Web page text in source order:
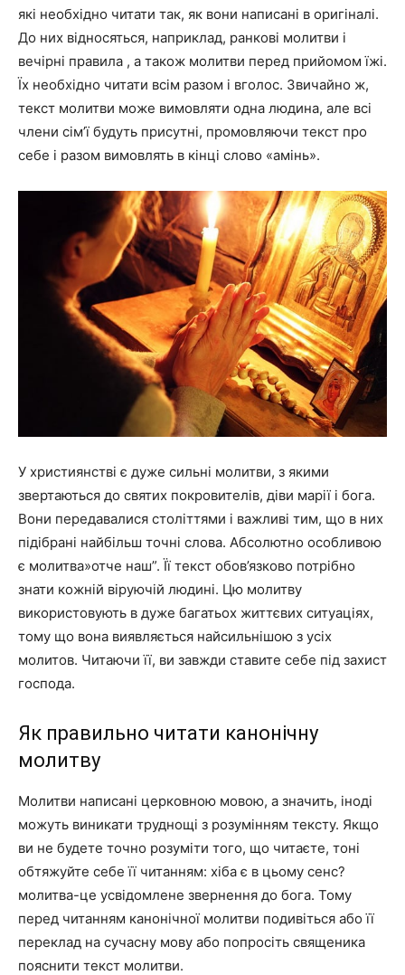
які необхідно читати так, як вони написані в оригіналі.
До них відносяться, наприклад, ранкові молитви і
вечірні правила , а також молитви перед прийомом їжі.
Їх необхідно читати всім разом і вголос. Звичайно ж,
текст молитви може вимовляти одна людина, але всі
члени сім’ї будуть присутні, промовляючи текст про
себе і разом вимовлять в кінці слово «амінь».
У християнстві є дуже сильні молитви, з якими
звертаються до святих покровителів, діви марії і бога.
Вони передавалися століттями і важливі тим, що в них
підібрані найбільш точні слова. Абсолютно особливою
є молитва»отче наш”. Її текст обов’язково потрібно
знати кожній віруючій людині. Цю молитву
використовують в дуже багатьох життєвих ситуаціях,
тому що вона виявляється найсильнішою з усіх
молитов. Читаючи її, ви завжди ставите себе під захист
господа.
Як правильно читати канонічну
молитву
Молитви написані церковною мовою, а значить, іноді
можуть виникати труднощі з розумінням тексту. Якщо
ви не будете точно розуміти того, що читаєте, тоні
обтяжуйте себе її читанням: хіба є в цьому сенс?
молитва-це усвідомлене звернення до бога. Тому
перед читанням канонічної молитви подивіться або її
переклад на сучасну мову або попросіть священика
пояснити текст молитви.